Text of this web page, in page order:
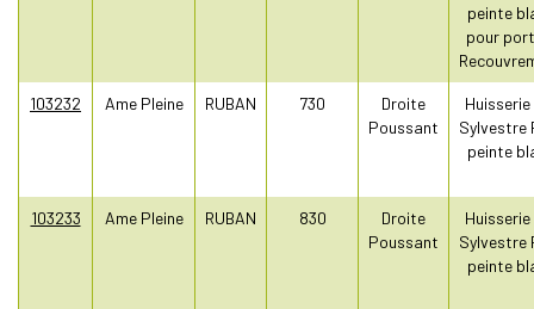
peinte
pour
103232 Ame Pleine RUBAN 730
Droite
Poussant
Huisserie
Sylvestre
peinte
103233 Ame Pleine RUBAN 830
Droite
Poussant
Huisserie
Sylvestre
peinte